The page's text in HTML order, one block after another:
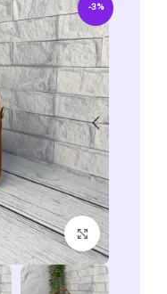
-3%
برای